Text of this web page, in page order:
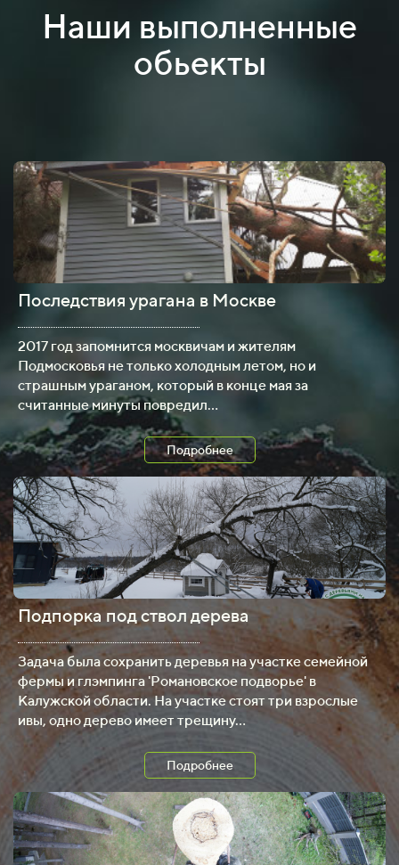
Наши выполненные
обьекты
.
Последствия урагана в Москве
2017 год запомнится москвичам и жителям
Подмосковья не только холодным летом, но и
страшным ураганом, который в конце мая за
считанные минуты повредил...
Подробнее
.
Подпорка под ствол дерева
Задача была сохранить деревья на участке семейной
фермы и глэмпинга 'Романовское подворье' в
Калужской области. На участке стоят три взрослые
ивы, одно дерево имеет трещину...
Подробнее